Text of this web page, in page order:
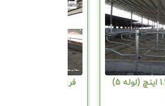
فری استال لوله 1 و 1.2 اینچ (لوله 5)